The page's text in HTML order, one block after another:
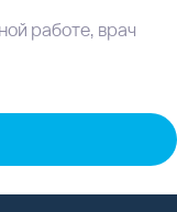
работе, врач